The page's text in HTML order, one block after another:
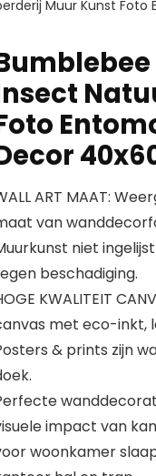
Muur Kunst
ART MAAT:
van
niet
beschadiging.
KWALITEIT
met eco-inkt,
& prints zijn
impact van
woonkamer